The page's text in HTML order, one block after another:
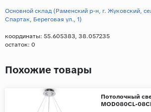
Основной склад (Раменский р-н, г. Жуковский,
Спартак, Береговая ул., 1)
координаты: 55.605383, 38.057235
остаток: 0
Похожие товары
Потолочный
MOD080CL-